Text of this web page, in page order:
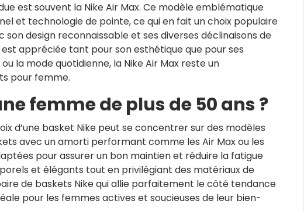
est souvent la Nike Air Max. Ce modèle emblématique
et technologie de pointe, ce qui en fait un choix populaire
design reconnaissable et ses diverses déclinaisons de
appréciée tant pour son esthétique que pour ses
la mode quotidienne, la Nike Air Max reste un
pour femme.
femme de plus de 50 ans ?
d’une basket Nike peut se concentrer sur des modèles
avec un amorti performant comme les Air Max ou les
pour assurer un bon maintien et réduire la fatigue
et élégants tout en privilégiant des matériaux de
de baskets Nike qui allie parfaitement le côté tendance
pour les femmes actives et soucieuses de leur bien-